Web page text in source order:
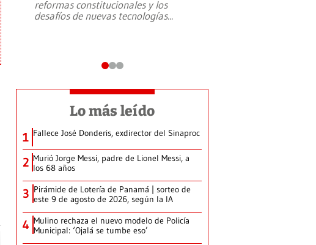
reformas constitucionales y los
desafíos de nuevas tecnologías...
Lo más leído
1 Fallece José Donderis, exdirector del Sinaproc
2 Murió Jorge Messi, padre de Lionel Messi, a
los 68 años
3 Pirámide de Lotería de Panamá | sorteo de
este 9 de agosto de 2026, según la IA
4 Mulino rechaza el nuevo modelo de Policía
Municipal: ‘Ojalá se tumbe eso’